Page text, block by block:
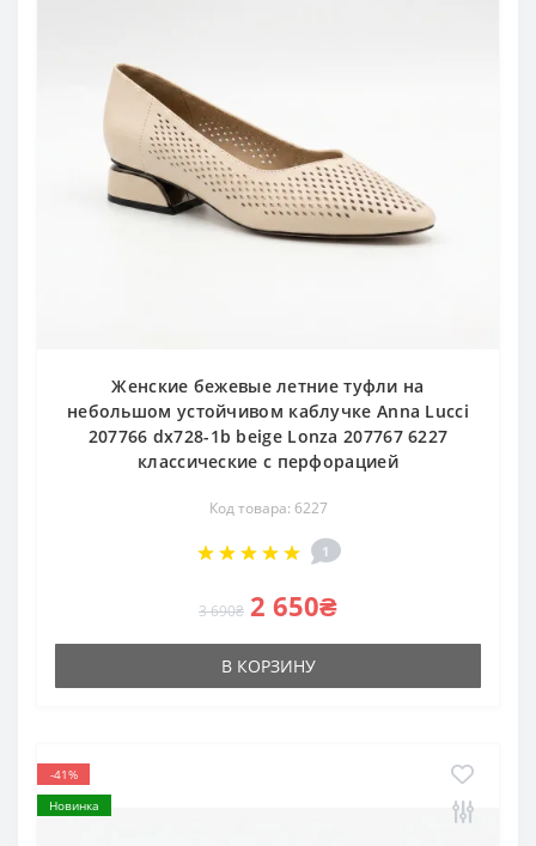
Женские бежевые летние туфли на
небольшом устойчивом каблучке Anna Lucci
207766 dx728-1b beige Lonza 207767 6227
классические с перфорацией
Код товара: 6227
1
3 690₴ 2 650₴
В КОРЗИНУ
-41%
Новинка